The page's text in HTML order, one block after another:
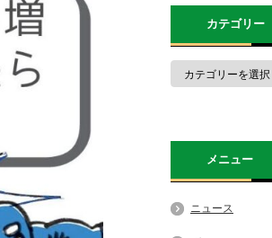
カテゴリー
メニュー
ニュース